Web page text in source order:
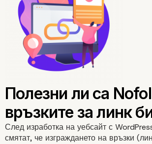
След изработка на уебсайт с
смятат, че изграждането на връзки (